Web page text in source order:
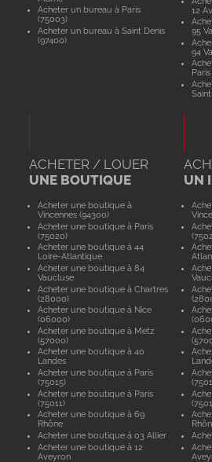
Acheter un bureau à Paris
(75003)
Acheter un bureau à Saint Denis
(97400)
12
95
94
ACHETER / LOUER
UNE BOUTIQUE
Acheter une boutique à
Vincennes (94300)
Acheter une boutique à Paris
(75020)
Acheter une boutique à 44
Loire-Atlantique
Acheter une boutique à 84
Vaucluse
Acheter une boutique à Chartres
(28000)
Acheter une boutique à Nice
(06000)
Acheter une boutique à Metz
(57000)
Acheter une boutique à 40
Landes
Acheter une boutique à Paris
(75015)
Acheter une boutique à Paris
(75011)
Acheter une boutique à 69
Rhône
Acheter une boutique à 03 Allier
Acheter une boutique à 12
Aveyron
UN